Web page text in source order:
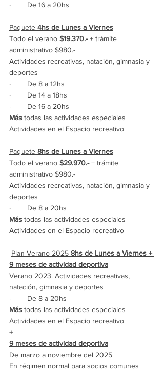
·        De 16 a 20hs
Paquete 4hs de Lunes a Viernes
Todo el verano $19.370.- + trámite
administrativo $980.-
Actividades recreativas, natación, gimnasia y
deportes
·        De 8 a 12hs
·        De 14 a 18hs
·        De 16 a 20hs
Más todas las actividades especiales
Actividades en el Espacio recreativo
Paquete 8hs de Lunes a Viernes
Todo el verano $29.970.- + trámite
administrativo $980.-
Actividades recreativas, natación, gimnasia y
deportes
·        De 8 a 20hs
Más todas las actividades especiales
Actividades en el Espacio recreativo
Plan Verano 2025 8hs de Lunes a Viernes +
9 meses de actividad deportiva
Verano 2023. Actividades recreativas,
natación, gimnasia y deportes
·        De 8 a 20hs
Más todas las actividades especiales
Actividades en el Espacio recreativo
+
9 meses de actividad deportiva
De marzo a noviembre del 2025
En régimen normal para socios comunes